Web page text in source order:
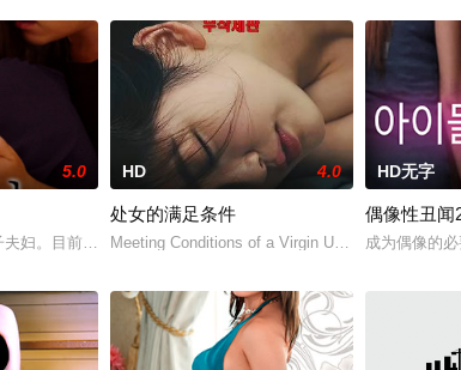
5.0
妇。目前还没有孩子。与其他垒的明子和的婚姻生活,但没有不满
HD 4.0
处女的满足条件
Meeting Conditions of a Virgin Uncut
HD无字
偶像性丑闻
成为偶像的